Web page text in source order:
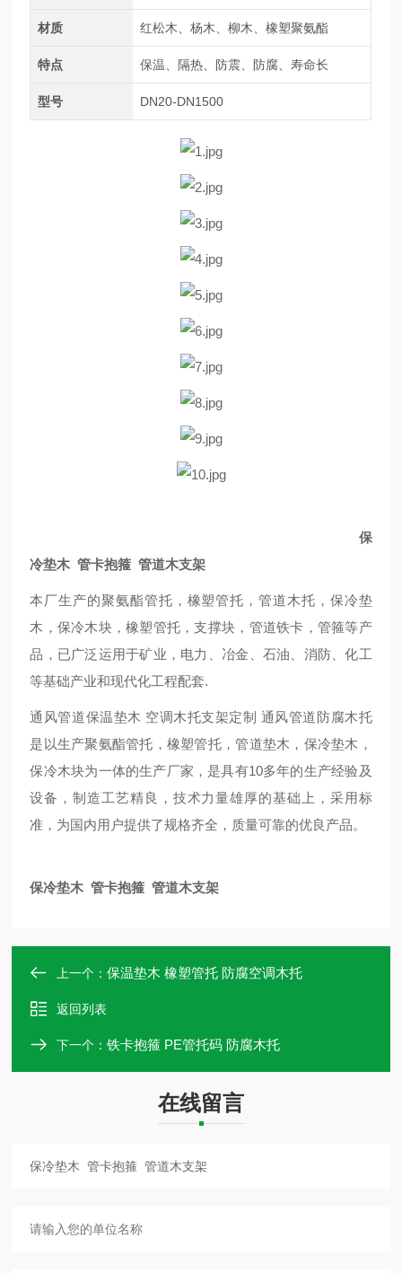
材质 红松木、杨木、柳木、橡塑聚氨酯
特点 保温、隔热、防震、防腐、寿命长
型号 DN20-DN1500
保
冷垫木 管卡抱箍 管道木支架
本厂生产的聚氨酯管托，橡塑管托，管道木托，保冷垫
木，保冷木块，橡塑管托，支撑块，管道铁卡，管箍等产
品，已广泛运用于矿业，电力、冶金、石油、消防、化工
等基础产业和现代化工程配套.
通风管道保温垫木 空调木托支架定制 通风管道防腐木托
是以生产聚氨酯管托，橡塑管托，管道垫木，保冷垫木，
保冷木块为一体的生产厂家，是具有10多年的生产经验及
设备，制造工艺精良，技术力量雄厚的基础上，采用标
准，为国内用户提供了规格齐全，质量可靠的优良产品。
保冷垫木 管卡抱箍 管道木支架
上一个：保温垫木 橡塑管托 防腐空调木托
返回列表
下一个：铁卡抱箍 PE管托码 防腐木托
在线留言